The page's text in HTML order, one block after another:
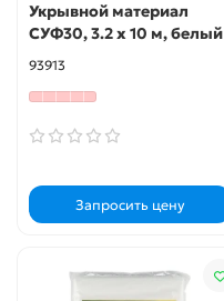
Укрывной материал
СУФ30, 3.2 х 10 м, белый
93913
Запросить цену